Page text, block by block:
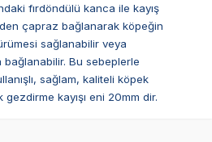
fırdöndülü kanca ile kayış
çapraz bağlanarak köpeğin
sağlanabilir veya
Bu sebeplerle
sağlam, kaliteli köpek
gezdirme kayışı eni 20mm dir.